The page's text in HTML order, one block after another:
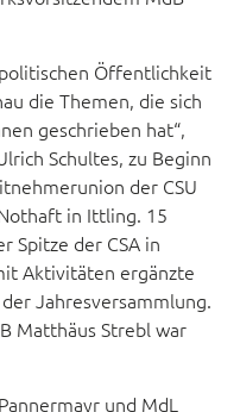
Öffentlichkeit
die Themen, die sich
geschrieben hat“,
Schultes, zu Beginn
der CSU
in Ittling. 15
Spitze der CSA in
Aktivitäten ergänzte
Jahresversammlung.
Matthäus Strebl war
und MdL